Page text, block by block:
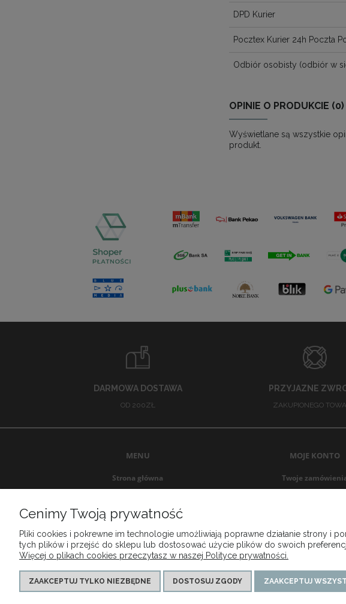
DPD Kurier
Pocztex Kurier 24h Poczta
Odbiór osobisty (odbiór w
OPINIE O PRODUKCIE (0)
Wyświetlane są wszystkie
produkt.
DARMOWA DOSTAWA
OD 200ZŁ
PRZYJAZNE
ZAKUPIONEGO
MENU
Strona główna
Promocje
Producenci
Outlet
Wyprzedaż
MOJE KONTO
Twoje
Ustawienia konta
Cenimy Twoją prywatność
Pliki cookies i pokrewne im technologie umożliwiają poprawne działanie strony i
tych plików i przejść do sklepu lub dostosować użycie plików do swoich
Więcej o plikach cookies przeczytasz w naszej Polityce prywatności.
ZAAKCEPTUJ TYLKO NIEZBĘDNE DOSTOSUJ ZGODY ZAAKCEPTUJ